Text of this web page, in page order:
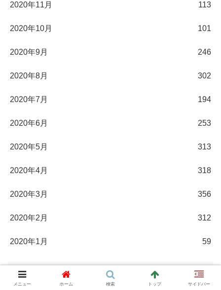
2020年11月 113
2020年10月 101
2020年9月 246
2020年8月 302
2020年7月 194
2020年6月 253
2020年5月 313
2020年4月 318
2020年3月 356
2020年2月 312
2020年1月 59
相互リンク
メニュー ホーム 検索 トップ サイドバー